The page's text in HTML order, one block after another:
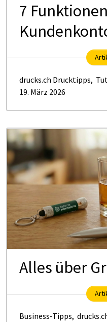
7
drucks.ch Drucktipps,
19. März 2026
Alles über
Business-Tipps,